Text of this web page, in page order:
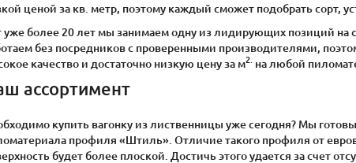
ценой за кв. метр, поэтому каждый сможет подобрать сорт,
уже более 20 лет мы занимаем одну из лидирующих позиций на
без посредников с проверенными производителями,
качество и достаточно низкую цену за м2. на любой
ассортимент
купить вагонку из лиственницы уже сегодня? Мы
профиля «Штиль». Отличие такого профиля от
будет более плоской. Достичь этого удается за счет